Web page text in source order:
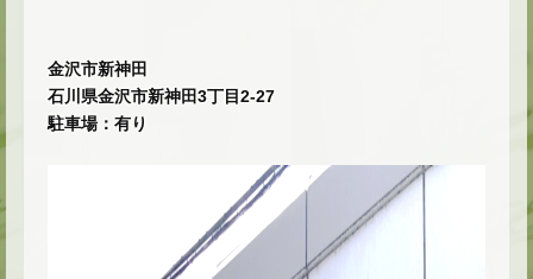
金沢市新神田
石川県金沢市新神田3丁目2-27
駐車場：有り